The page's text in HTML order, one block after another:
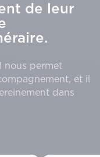
de leur
nous permet
et il
dans